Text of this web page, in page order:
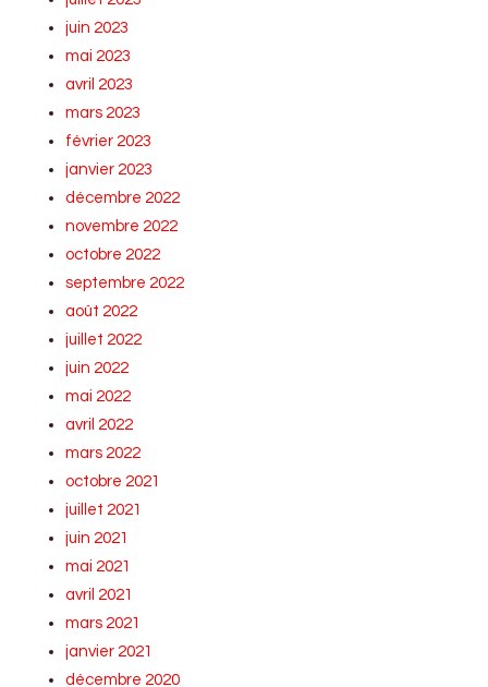
juin 2023
mai 2023
avril 2023
mars 2023
février 2023
janvier 2023
décembre 2022
novembre 2022
octobre 2022
septembre 2022
août 2022
juillet 2022
juin 2022
mai 2022
avril 2022
mars 2022
octobre 2021
juillet 2021
juin 2021
mai 2021
avril 2021
mars 2021
janvier 2021
décembre 2020